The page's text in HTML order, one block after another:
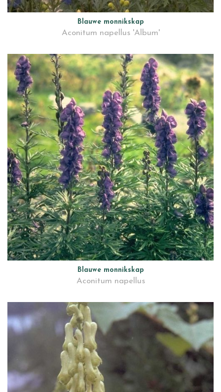
Blauwe monnikskap
Aconitum napellus 'Album'
Blauwe monnikskap
Aconitum napellus